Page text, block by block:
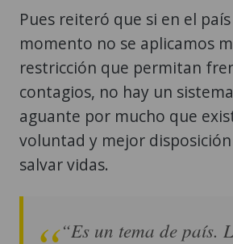
Pues reiteró que si en el
momento no se aplicamos
restricción que permitan
contagios, no hay un
aguante por mucho que
voluntad y mejor
salvar vidas.
“Es un tema de país.